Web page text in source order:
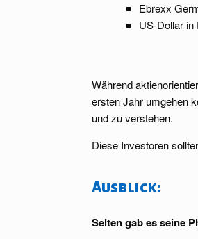
Ebrexx
US-
Während
ersten Jahr umgehen
und zu verstehen.
Diese Investoren
Ausblick:
Selten gab es seine